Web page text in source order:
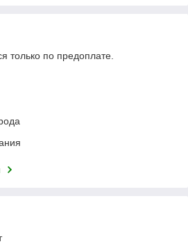
только по предоплате.